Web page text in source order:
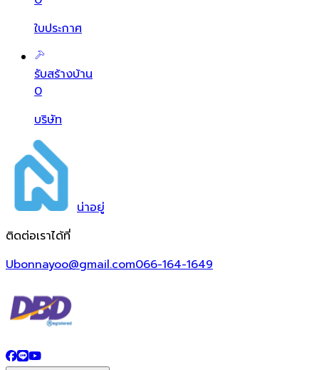
ใบประกาศ
รับสร้างบ้าน
0
บริษัท
น่าอยู่
ติดต่อเราได้ที่
Ubonnayoo@gmail.com066-164-1649